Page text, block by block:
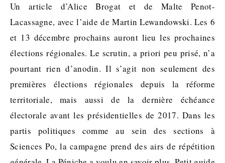
Un article d’Alice Brogat et de Malte Penot-
Lacassagne, avec l’aide de Martin Lewandowski. Les 6
et 13 décembre prochains auront lieu les prochaines
élections régionales. Le scrutin, a priori peu prisé, n’a
pourtant rien d’anodin. Il s’agit non seulement des
premières élections régionales depuis la réforme
territoriale, mais aussi de la dernière échéance
électorale avant les présidentielles de 2017. Dans les
partis politiques comme au sein des sections à
Sciences Po, la campagne prend des airs de répétition